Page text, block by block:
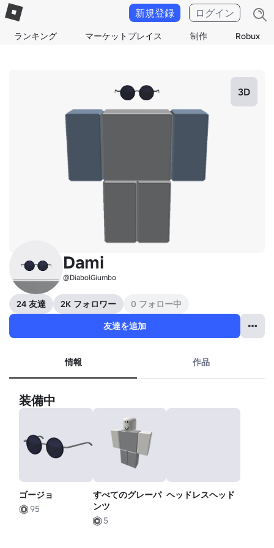
ランキング マーケットプレイス 制作 Robux
新規登録 ログイン
3D
Dami
@DiabolGiumbo
24 友達 2K フォロワー
0 フォロー中
友達を追加
情報 作品
装備中
ゴージョ
95
すべてのグレーパ
ンツ
5
ヘッドレスヘッド